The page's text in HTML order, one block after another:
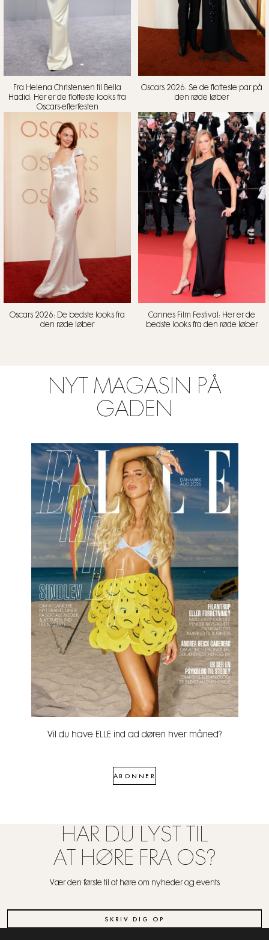
Fra Helena Christensen til Bella
Hadid: Her er de flotteste looks fra
Oscars-efterfesten
Oscars 2026: Se de flotteste par på
den røde løber
Oscars 2026: De bedste looks fra
den røde løber
Cannes Film Festival: Her er de
bedste looks fra den røde løber
NYT MAGASIN PÅ
GADEN
Vil du have ELLE ind ad døren hver måned?
ABONNER
HAR DU LYST TIL
AT HØRE FRA OS?
Vær den første til at høre om nyheder og events
SKRIV DIG OP